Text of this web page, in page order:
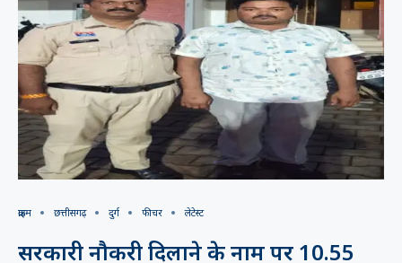
क्राइम छत्तीसगढ़ दुर्ग फीचर लेटेस्ट
सरकारी नौकरी दिलाने के नाम पर 10.55